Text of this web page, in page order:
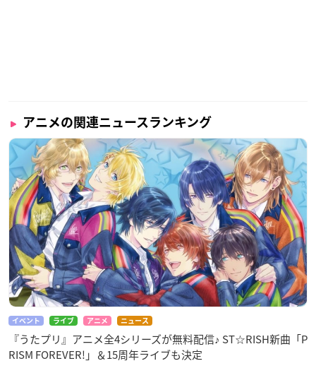
アニメの関連ニュースランキング
イベント ライブ アニメ ニュース
『うたプリ』アニメ全4シリーズが無料配信♪ ST☆RISH新曲「P
RISM FOREVER!」＆15周年ライブも決定